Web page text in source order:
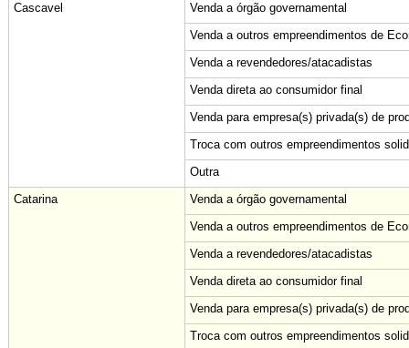
Cascavel
Venda a órgão governamental
Venda a outros empreendimentos de
Venda a revendedores/atacadistas
Venda direta ao consumidor final
Venda para empresa(s) privada(s) de
Troca com outros empreendimentos
Outra
Catarina
Venda a órgão governamental
Venda a outros empreendimentos de
Venda a revendedores/atacadistas
Venda direta ao consumidor final
Venda para empresa(s) privada(s) de
Troca com outros empreendimentos